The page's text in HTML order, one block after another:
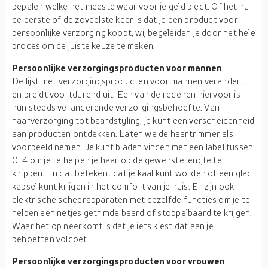
bepalen welke het meeste waar voor je geld biedt. Of het nu
de eerste of de zoveelste keer is dat je een product voor
persoonlijke verzorging koopt, wij begeleiden je door het hele
proces om de juiste keuze te maken.
Persoonlijke verzorgingsproducten voor mannen
De lijst met verzorgingsproducten voor mannen verandert
en breidt voortdurend uit. Een van de redenen hiervoor is
hun steeds veranderende verzorgingsbehoefte. Van
haarverzorging tot baardstyling, je kunt een verscheidenheid
aan producten ontdekken. Laten we de haartrimmer als
voorbeeld nemen. Je kunt bladen vinden met een label tussen
0-4 om je te helpen je haar op de gewenste lengte te
knippen. En dat betekent dat je kaal kunt worden of een glad
kapsel kunt krijgen in het comfort van je huis. Er zijn ook
elektrische scheerapparaten met dezelfde functies om je te
helpen een netjes getrimde baard of stoppelbaard te krijgen.
Waar het op neerkomt is dat je iets kiest dat aan je
behoeften voldoet.
Persoonlijke verzorgingsproducten voor vrouwen